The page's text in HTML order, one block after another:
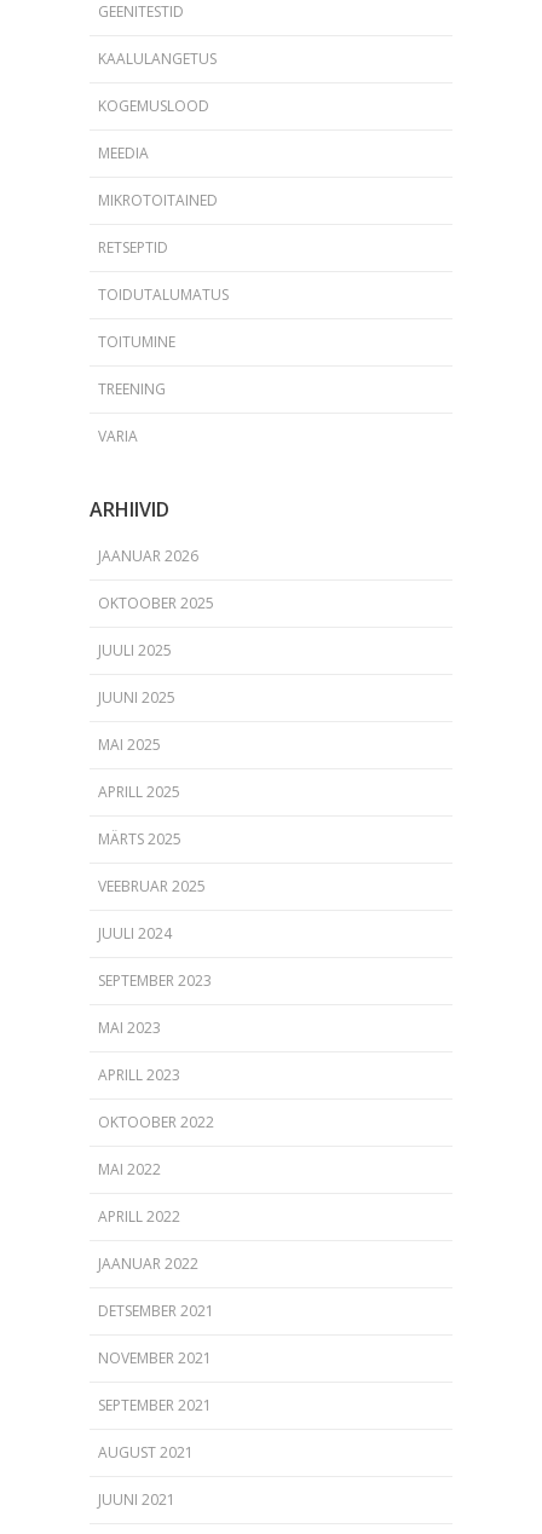
GEENITESTID
KAALULANGETUS
KOGEMUSLOOD
MEEDIA
MIKROTOITAINED
RETSEPTID
TOIDUTALUMATUS
TOITUMINE
TREENING
VARIA
ARHIIVID
JAANUAR 2026
OKTOOBER 2025
JUULI 2025
JUUNI 2025
MAI 2025
APRILL 2025
MÄRTS 2025
VEEBRUAR 2025
JUULI 2024
SEPTEMBER 2023
MAI 2023
APRILL 2023
OKTOOBER 2022
MAI 2022
APRILL 2022
JAANUAR 2022
DETSEMBER 2021
NOVEMBER 2021
SEPTEMBER 2021
AUGUST 2021
JUUNI 2021